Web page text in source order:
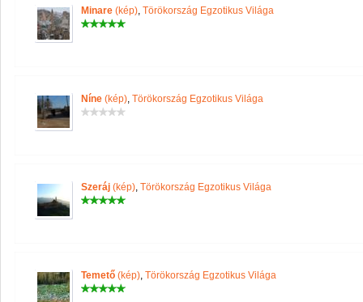
Minare (kép), Törökország Egzotikus Világa
Níne (kép), Törökország Egzotikus Világa
Szeráj (kép), Törökország Egzotikus Világa
Temető (kép), Törökország Egzotikus Világa